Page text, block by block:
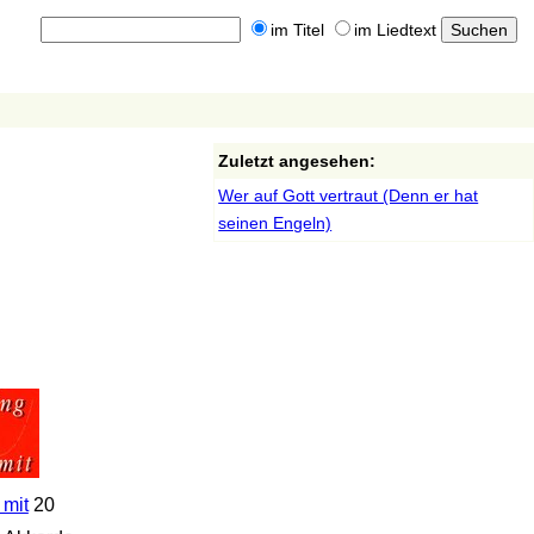
im Titel im Liedtext
20
Zuletzt angesehen:
Wer auf Gott vertraut (Denn er hat
seinen Engeln)